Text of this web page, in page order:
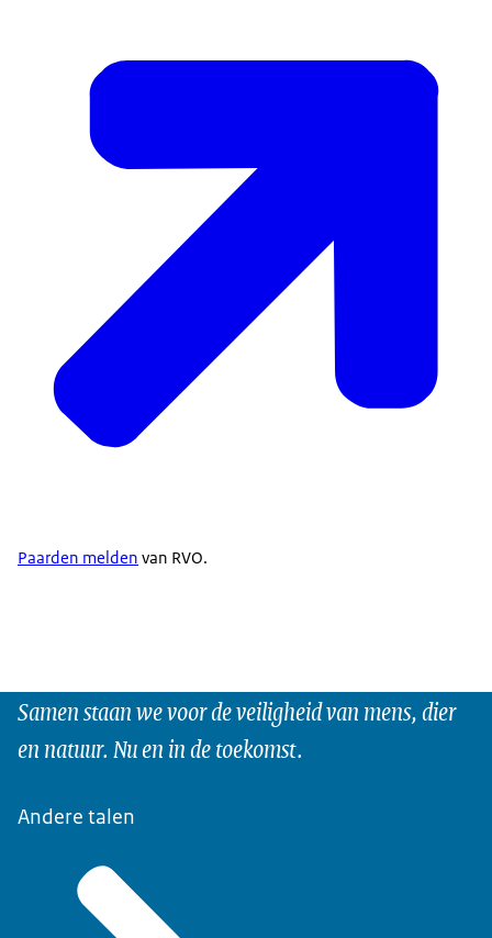
Paarden melden van RVO.
Samen staan we voor de veiligheid van mens, dier
en natuur. Nu en in de toekomst.
Andere talen